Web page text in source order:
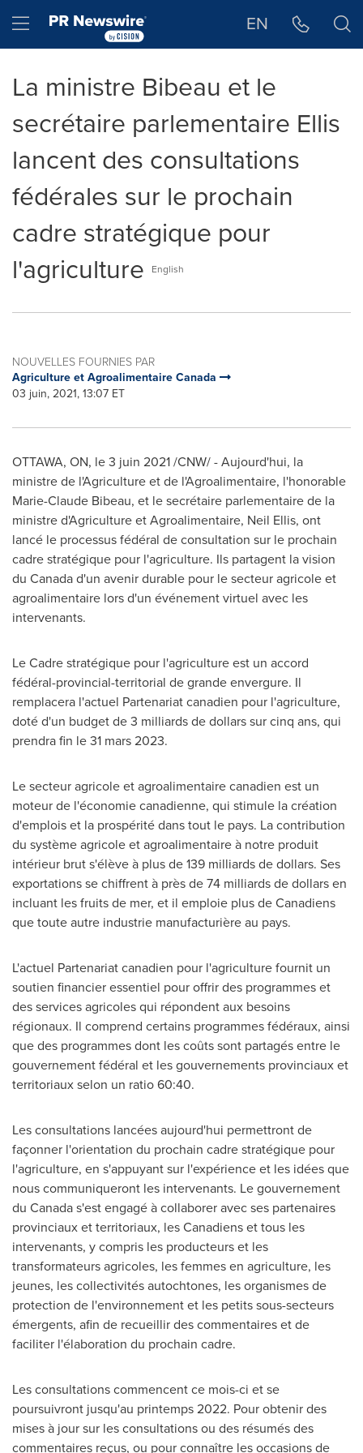
Hamburger menu EN
La ministre Bibeau et le
secrétaire parlementaire Ellis
lancent des consultations
fédérales sur le prochain
cadre stratégique pour
l'agriculture
English
NOUVELLES FOURNIES PAR
Agriculture et Agroalimentaire Canada
03 juin, 2021, 13:07 ET
OTTAWA, ON, le 3 juin 2021 /CNW/ - Aujourd'hui, la
ministre de l'Agriculture et de l'Agroalimentaire, l'honorable
Marie-Claude Bibeau, et le secrétaire parlementaire de la
ministre d'Agriculture et Agroalimentaire, Neil Ellis, ont
lancé le processus fédéral de consultation sur le prochain
cadre stratégique pour l'agriculture. Ils partagent la vision
du Canadad'un avenir durable pour le secteur agricole et
agroalimentaire lors d'un événement virtuel avec les
intervenants.
Le Cadre stratégique pour l'agriculture est un accord
fédéral-provincial-territorial de grande envergure. Il
remplacera l'actuel Partenariat canadien pour l'agriculture,
doté d'un budget de 3 milliards de dollars sur cinq ans, qui
prendra fin le 31 mars 2023.
Le secteur agricole et agroalimentaire canadien est un
moteur de l'économie canadienne, qui stimule la création
d'emplois et la prospérité dans tout le pays. La contribution
du système agricole et agroalimentaire à notre produit
intérieur brut s'élève à plus de 139 milliards de dollars. Ses
exportations se chiffrent à près de 74 milliards de dollars en
incluant les fruits de mer, et il emploie plus de Canadiens
que toute autre industrie manufacturière au pays.
L'actuel Partenariat canadien pour l'agriculture fournit un
soutien financier essentiel pour offrir des programmes et
des services agricoles qui répondent aux besoins
régionaux. Il comprend certains programmes fédéraux, ainsi
que des programmes dont les coûts sont partagés entre le
gouvernement fédéral et les gouvernements provinciaux et
territoriaux selon un ratio 60:40.
Les consultations lancées aujourd'hui permettront de
façonner l'orientation du prochain cadre stratégique pour
l'agriculture, en s'appuyant sur l'expérience et les idées que
nous communiqueront les intervenants. Le gouvernement
du Canadas'est engagé à collaborer avec ses partenaires
provinciaux et territoriaux, les Canadiens et tous les
intervenants, y compris les producteurs et les
transformateurs agricoles, les femmes en agriculture, les
jeunes, les collectivités autochtones, les organismes de
protection de l'environnement et les petits sous-secteurs
émergents, afin de recueillir des commentaires et de
faciliter l'élaboration du prochain cadre.
Les consultations commencent ce mois-ci et se
poursuivront jusqu'au printemps 2022. Pour obtenir des
mises à jour sur les consultations ou des résumés des
commentaires reçus, ou pour connaître les occasions de